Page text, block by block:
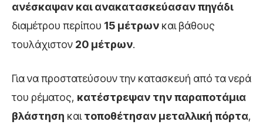
ανέσκαψαν και ανακατασκεύασαν πηγάδι
διαμέτρου περίπου 15 μέτρων και βάθους
τουλάχιστον 20 μέτρων.
Για να προστατεύσουν την κατασκευή από τα νερά
του ρέματος, κατέστρεψαν την παραποτάμια
βλάστηση καιτοποθέτησαν μεταλλική πόρτα,